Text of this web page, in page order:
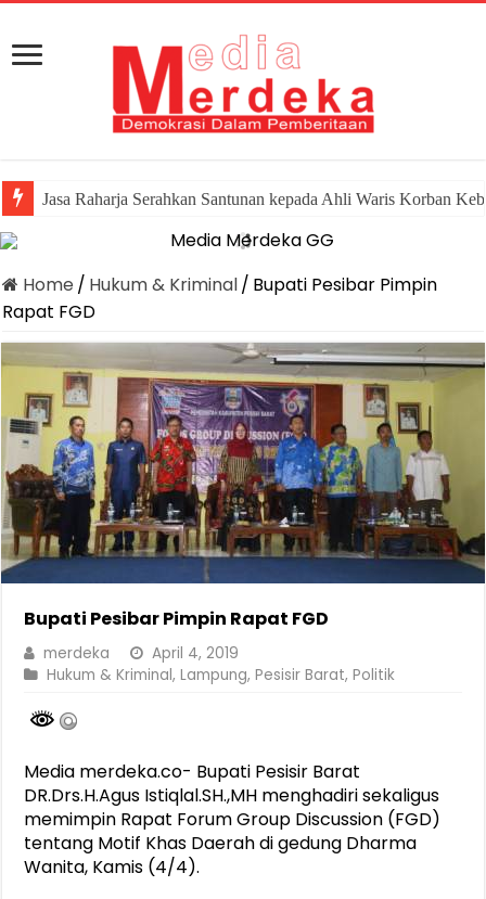
Jasa Raharja Serahkan Santunan kepada Ahli Waris Korban
Home / Hukum & Kriminal/ Bupati Pesibar Pimpin
Rapat FGD
Bupati Pesibar Pimpin Rapat FGD
merdeka
April 4, 2019
Hukum & Kriminal,Lampung,Pesisir Barat,Politik
Media merdeka.co- Bupati Pesisir Barat
DR.Drs.H.Agus Istiqlal.SH.,MH menghadiri sekaligus
memimpin Rapat Forum Group Discussion (FGD)
tentang Motif Khas Daerah di gedung Dharma
Wanita, Kamis (4/4).